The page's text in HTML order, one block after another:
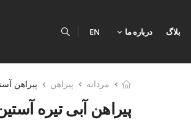
بلاگ درباره ما EN
مردانه پیراهن پیراهن
پیراهن آبی تیره